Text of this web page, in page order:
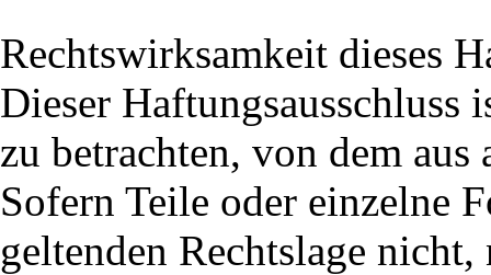
Rechtswirksamkeit dieses
Dieser Haftungsausschluss
zu betrachten, von dem
Sofern Teile oder einzelne
geltenden Rechtslage